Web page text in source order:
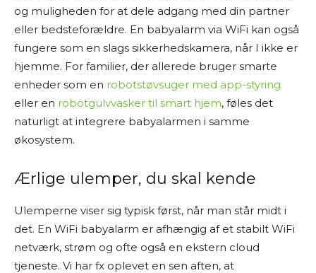
og muligheden for at dele adgang med din partner
eller bedsteforældre. En babyalarm via WiFi kan også
fungere som en slags sikkerhedskamera, når I ikke er
hjemme. For familier, der allerede bruger smarte
enheder som en robotstøvsuger med app-styring
eller en robotgulvvasker til smart hjem, føles det
naturligt at integrere babyalarmen i samme
økosystem.
Ærlige ulemper, du skal kende
Ulemperne viser sig typisk først, når man står midt i
det. En WiFi babyalarm er afhængig af et stabilt WiFi
netværk, strøm og ofte også en ekstern cloud
tjeneste. Vi har fx oplevet en sen aften, at